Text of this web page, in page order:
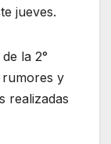
jueves.
la 2°
rumores y
realizadas